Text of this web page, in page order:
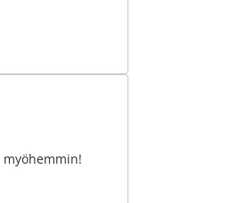
myöhemmin!